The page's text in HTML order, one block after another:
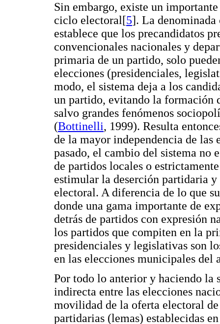
Sin embargo, existe un
ciclo electoral[5]. La denominada
establece que los precandidatos
convencionales nacionales y
primaria de un partido, solo
elecciones (presidenciales,
modo, el sistema deja a los
un partido, evitando la formación
salvo grandes fenómenos
(Bottinelli, 1999). Resulta
de la mayor independencia de las
pasado, el cambio del sistema no
de partidos locales o
estimular la deserción partidaria
electoral. A diferencia de lo que
donde una gama importante de
detrás de partidos con expresión
los partidos que compiten en la
presidenciales y legislativas son
en las elecciones municipales del
Por todo lo anterior y haciendo la
indirecta entre las elecciones
movilidad de la oferta electoral de
partidarias (lemas) establecidas